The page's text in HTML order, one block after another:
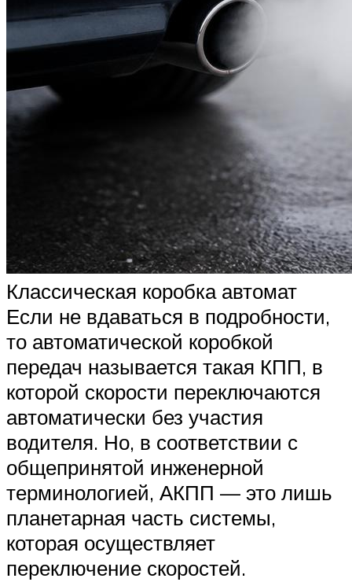
Классическая коробка автомат
Если не вдаваться в подробности,
то автоматической коробкой
передач называется такая КПП, в
которой скорости переключаются
автоматически без участия
водителя. Но, в соответствии с
общепринятой инженерной
терминологией, АКПП — это лишь
планетарная часть системы,
которая осуществляет
переключение скоростей.